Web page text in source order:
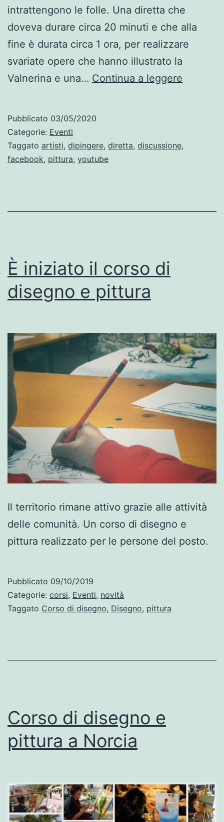
intrattengono le folle. Una diretta che
doveva durare circa 20 minuti e che alla
fine è durata circa 1 ora, per realizzare
svariate opere che hanno illustrato la
Valnerina e una… Continua a leggere
arte
Pubblicato 03/05/2020
Categorie: Eventi
Taggato artisti, dipingere, diretta, discussione,
facebook, pittura, youtube
È iniziato il corso di
disegno e pittura
Il territorio rimane attivo grazie alle attività
delle comunità. Un corso di disegno e
pittura realizzato per le persone del posto.
Pubblicato 09/10/2019
Categorie: corsi, Eventi, novità
Taggato Corso di disegno, Disegno, pittura
Corso di disegno e
pittura a Norcia